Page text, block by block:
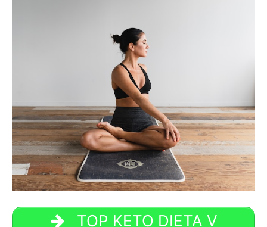
TOP KETO DIETA V